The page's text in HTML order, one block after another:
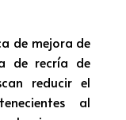
de mejora de
de recría de
reducir el
al